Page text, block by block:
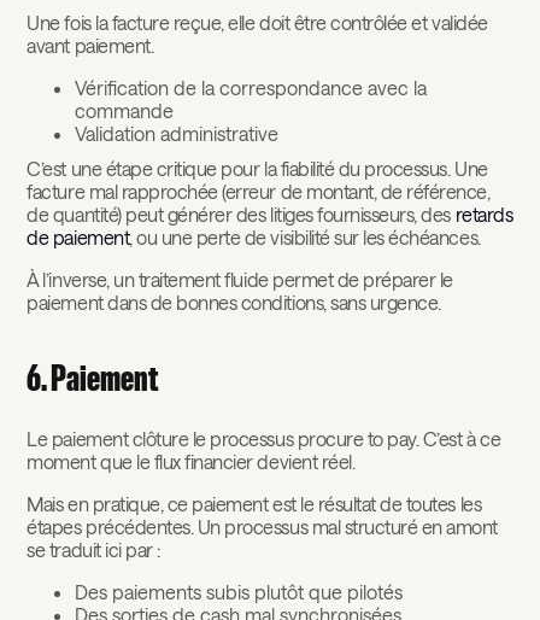
Une fois la facture reçue, elle doit être contrôlée et validée
avant paiement.
Vérification de la correspondance avec la
commande
Validation administrative
C’est une étape critique pour la fiabilité du processus. Une
facture mal rapprochée (erreur de montant, de référence,
de quantité) peut générer des litiges fournisseurs, des retards
de paiement, ou une perte de visibilité sur les échéances.
À l’inverse, un traitement fluide permet de préparer le
paiement dans de bonnes conditions, sans urgence.
6. Paiement
Le paiement clôture le processus procure to pay. C’est à ce
moment que le flux financier devient réel.
Mais en pratique, ce paiement est le résultat de toutes les
étapes précédentes. Un processus mal structuré en amont
se traduit ici par :
Des paiements subis plutôt que pilotés
Des sorties de cash mal synchronisées